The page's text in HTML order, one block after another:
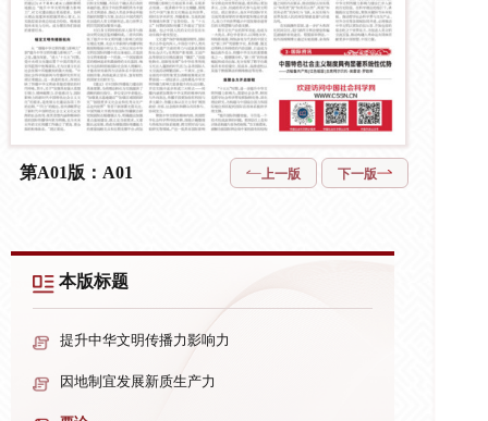
第A01版：A01 上一版 下一版
本版标题
提升中华文明传播力影响力
因地制宜发展新质生产力